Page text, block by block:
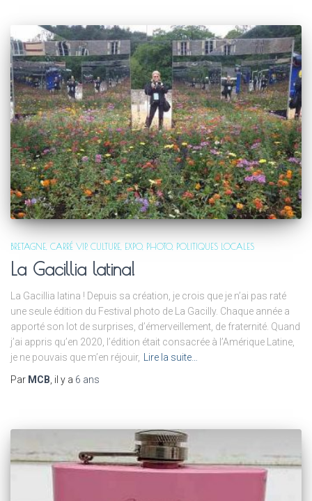
BRETAGNE CARRÉ VIP CULTURE EXPO PHOTO POLITIQUES LOCALES
La Gacillia latina!
La Gacillia latina ! Depuis sa création, je crois que je n’ai pas raté
une seule édition du Festival photo de La Gacilly. Chaque année a
apporté son lot de surprises, d’émerveillement, de fraternité. Quand
j’ai appris qu’en 2020, l’édition était consacrée à l’Amérique Latine,
je ne pouvais que m’en réjouir, Lire la suite…
Par MCB, il y a 6 ans